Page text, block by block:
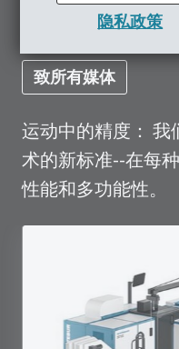
隐私政策
合适的压力机
致所有媒体
运动中的精度： 我
术的新标准--在每
性能和多功能性。